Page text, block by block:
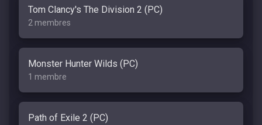
Tom Clancy's The Division 2 (PC)
2 membres
Monster Hunter Wilds (PC)
1 membre
Path of Exile 2 (PC)